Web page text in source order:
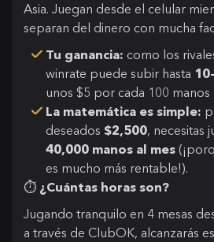
Asia. Juegan desde el celular
separan del dinero con mucha
Tu ganancia: como los
winrate puede subir hasta
unos $5 por cada 100 manos
La matemática es simple:
deseados $2,500, necesitas
40,000 manos al mes
es mucho más rentable!).
⏱ ¿Cuántas horas son?
Jugando tranquilo en 4 mesas
a través de ClubOK, alcanzarás